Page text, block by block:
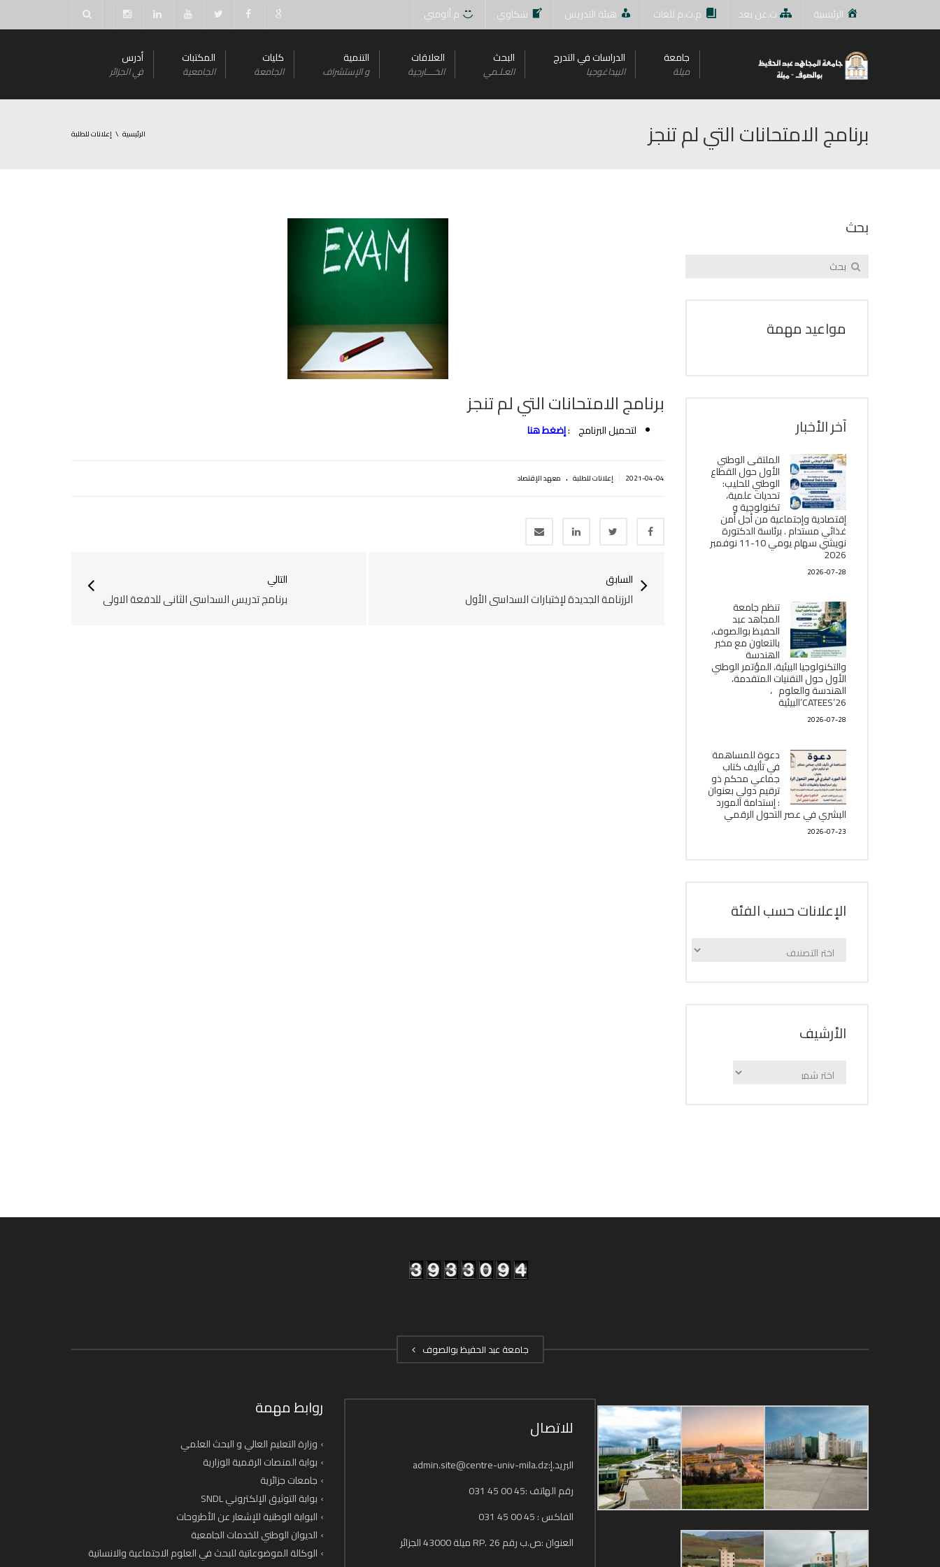
الرئيسية ت.عن بعد م.ت.م.للغات هيئة التدريس شكاوي م.ألومني
جامعة
ميلة
الدراسات في التدرج
البيداغوجيا
البحث
العـلـمي
العلاقات
الخــــارجية
التنمية
و اﻹستشراف
كليات
الجامعة
المكتبات
الجامعية
أدرس
في الجزائر
برنامج الامتحانات التي لم تنجز الرئيسية إعلانات للطلبة
برنامج الامتحانات التي لم تنجز
لتحميل البرنامج :إضغط هنا
2021-04-04 إعلانات للطلبة . معهد الإقتصاد
التالي
برنامج تدريس السداسي الثاني للدفعة الاولى
السابق
الرزنامة الجديدة لإختبارات السداسي الأول
بحث
مواعيد مهمة
آخر الأخبار
الملتقى الوطني
الأول حول القطاع
الوطني للحليب:
تحديات علمية،
تكنولوجية و
إقتصادية وإجتماعية من أجل أمن
غذائي مستدام . برئاسة الدكتورة
نويشي سهام يومي 10-11 نوفمبر
2026
2026-07-28
تنظم جامعة
المجاهد عبد
الحفيظ بوالصوف،
بالتعاون مع مخبر
الھندسة
والتكنولوجيا البیئیة، المؤتمر الوطني
الأول حول التقنيات المتقدمة،
الھندسة والعلوم ،
CATEES’26’البیئية
2026-07-28
دعوة للمساهمة
في تأليف كتاب
جماعي محكم ذو
ترقيم دولي بعنوان
: إستدامة المورد
البشري في عصر التحول الرقمي
2026-07-23
الإعلانات حسب الفئة
الإعلانات
اﻷرشيف
اﻷرشيف
جامعة عبد الحفيظ بوالصوف
روابط مهمة
وزارة التعليم العالي و البحث العلمي
بوابة المنصات الرقمية الوزارية
جامعات جزائرية
بوابة التوثيق الإلكتروني SNDL
البوابة الوطنية للإشعار عن الأطروحات
الديوان الوطني للخدمات الجامعية
الوكالة الموضوعاتية للبحث في العلوم الاجتماعية والانسانية
للاتصال
البريد.إ:admin.site@centre-univ-mila.dz
رقم الهاتف :45 00 45 031
الفاكس : 45 00 45 031
العنوان :ص.ب رقم 26 .RP ميلة 43000 الجزائر